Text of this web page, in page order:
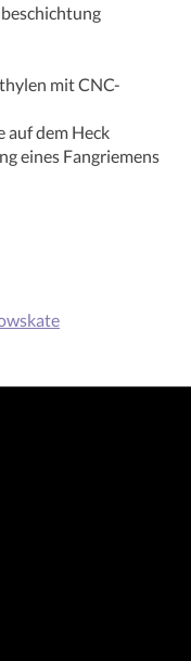
mit CNC-
auf dem Heck
eines Fangriemens